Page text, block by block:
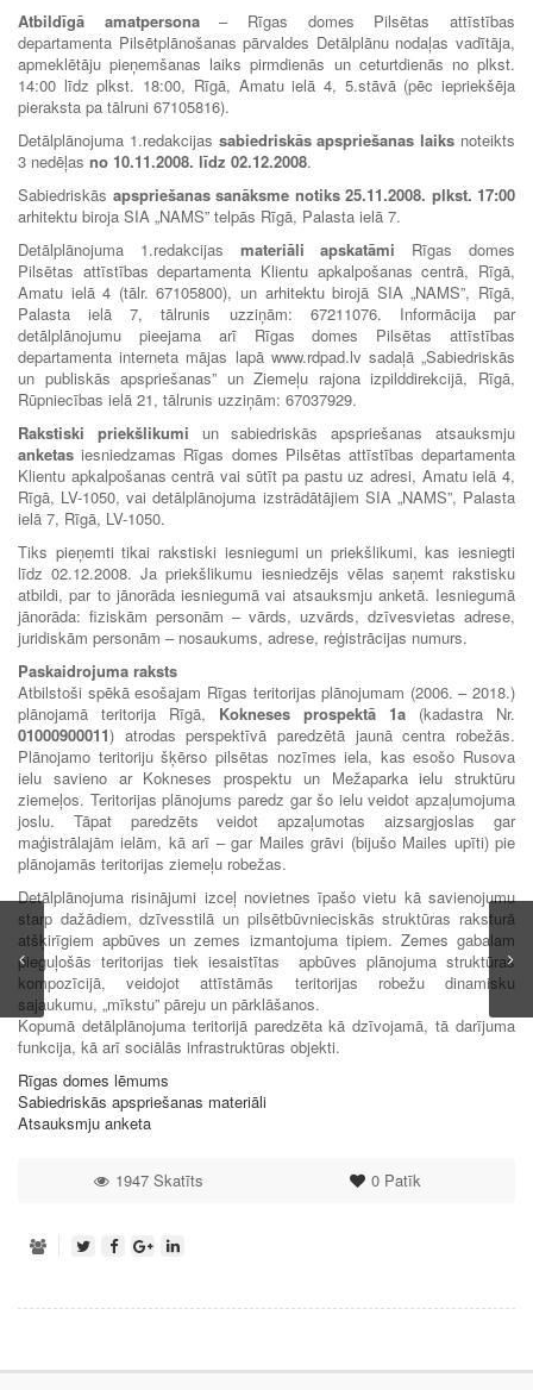
Atbildīgā amatpersona– Rīgas domes Pilsētas attīstības
departamenta Pilsētplānošanas pārvaldes Detālplānu nodaļas vadītāja,
apmeklētāju pieņemšanas laiks pirmdienās un ceturtdienās no plkst.
14:00 līdz plkst. 18:00, Rīgā, Amatu ielā 4, 5.stāvā (pēc iepriekšēja
pieraksta pa tālruni 67105816).
Detālplānojuma 1.redakcijas sabiedriskās apspriešanas laiks noteikts
3 nedēļas no 10.11.2008. līdz 02.12.2008.
Sabiedriskās apspriešanas sanāksme notiks 25.11.2008. plkst. 17:00
arhitektu biroja SIA „NAMS” telpās Rīgā, Palasta ielā 7.
Detālplānojuma 1.redakcijas materiāli apskatāmi Rīgas domes
Pilsētas attīstības departamenta Klientu apkalpošanas centrā, Rīgā,
Amatu ielā 4 (tālr. 67105800), un arhitektu birojā SIA „NAMS”, Rīgā,
Palasta ielā 7, tālrunis uzziņām: 67211076. Informācija par
detālplānojumu pieejama arī Rīgas domes Pilsētas attīstības
departamenta interneta mājas lapā www.rdpad.lv sadaļā „Sabiedriskās
un publiskās apspriešanas” un Ziemeļu rajona izpilddirekcijā, Rīgā,
Rūpniecības ielā 21, tālrunis uzziņām: 67037929.
Rakstiski priekšlikumi un sabiedriskās apspriešanas atsauksmju
anketas iesniedzamas Rīgas domes Pilsētas attīstības departamenta
Klientu apkalpošanas centrā vai sūtīt pa pastu uz adresi, Amatu ielā 4,
Rīgā, LV-1050, vai detālplānojuma izstrādātājiem SIA „NAMS”, Palasta
ielā 7, Rīgā, LV-1050.
Tiks pieņemti tikai rakstiski iesniegumi un priekšlikumi, kas iesniegti
līdz 02.12.2008. Ja priekšlikumu iesniedzējs vēlas saņemt rakstisku
atbildi, par to jānorāda iesniegumā vai atsauksmju anketā. Iesniegumā
jānorāda: fiziskām personām – vārds, uzvārds, dzīvesvietas adrese,
juridiskām personām – nosaukums, adrese, reģistrācijas numurs.
Paskaidrojuma raksts
Atbilstoši spēkā esošajam Rīgas teritorijas plānojumam (2006. – 2018.)
plānojamā teritorija Rīgā, Kokneses prospektā 1a (kadastra Nr.
01000900011) atrodas perspektīvā paredzētā jaunā centra robežās.
Plānojamo teritoriju šķērso pilsētas nozīmes iela, kas esošo Rusova
ielu savieno ar Kokneses prospektu un Mežaparka ielu struktūru
ziemeļos. Teritorijas plānojums paredz gar šo ielu veidot apzaļumojuma
joslu. Tāpat paredzēts veidot apzaļumotas aizsargjoslas gar
maģistrālajām ielām, kā arī – gar Mailes grāvi (bijušo Mailes upīti) pie
plānojamās teritorijas ziemeļu robežas.
Detālplānojuma risinājumi izceļ novietnes īpašo vietu kā savienojumu
starp dažādiem, dzīvesstilā un pilsētbūvnieciskās struktūras raksturā
atšķirīgiem apbūves un zemes izmantojuma tipiem. Zemes gabalam
pieguļošās teritorijas tiek iesaistītas apbūves plānojuma struktūras
kompozīcijā, veidojot attīstāmās teritorijas robežu dinamisku
sajaukumu, „mīkstu” pāreju un pārklāšanos.
Kopumā detālplānojuma teritorijā paredzēta kā dzīvojamā, tā darījuma
funkcija, kā arī sociālās infrastruktūras objekti.
Rīgas domes lēmums
Sabiedriskās apspriešanas materiāli
Atsauksmju anketa
0Patīk
1947 Skatīts